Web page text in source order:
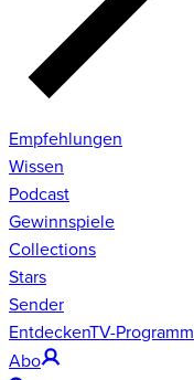
Empfehlungen
Wissen
Podcast
Gewinnspiele
Collections
Stars
Sender
EntdeckenTV-Programm
Abo